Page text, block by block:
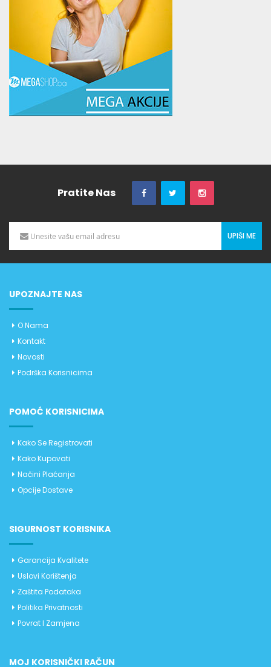
Pratite Nas
UPIŠI ME
UPOZNAJTE NAS
O Nama
Kontakt
Novosti
Podrška Korisnicima
POMOĆ KORISNICIMA
Kako Se Registrovati
Kako Kupovati
Načini Plaćanja
Opcije Dostave
SIGURNOST KORISNIKA
Garancija Kvalitete
Uslovi Korištenja
Zaštita Podataka
Politika Privatnosti
Povrat I Zamjena
MOJ KORISNIČKI RAČUN